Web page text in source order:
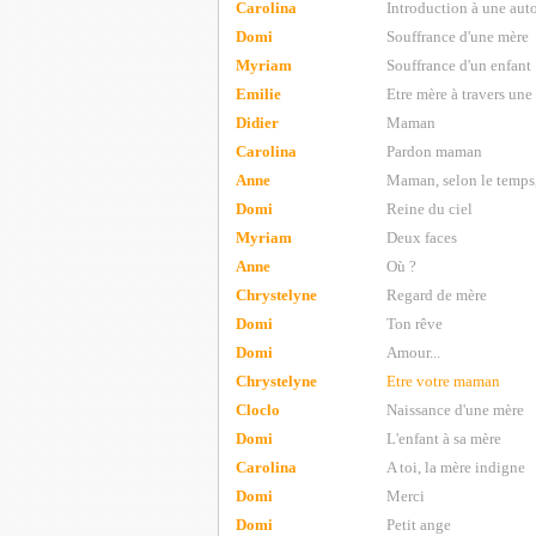
Carolina
Introduction à une
Domi
Souffrance d'une mère
Myriam
Souffrance d'un enfant
Emilie
Etre mère à travers une
Didier
Maman
Carolina
Pardon maman
Anne
Maman, selon le
Domi
Reine du ciel
Myriam
Deux faces
Anne
Où ?
Chrystelyne
Regard de mère
Domi
Ton rêve
Domi
Amour...
Chrystelyne
Etre votre maman
Cloclo
Naissance d'une mère
Domi
L'enfant à sa mère
Carolina
A toi, la mère indigne
Domi
Merci
Domi
Petit ange